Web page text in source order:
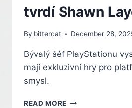
tvrdí Shawn
By bittercat December 28,
Bývalý šéf PlayStationu
mají exkluzivní hry pro
smysl.
READ MORE EXKLUZIVITY